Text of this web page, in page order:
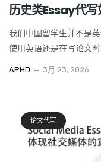
历史类Essay代
我们中国留学生并不是
使用英语还是在写论文时
APHD 3月 23, 2026
论文代写